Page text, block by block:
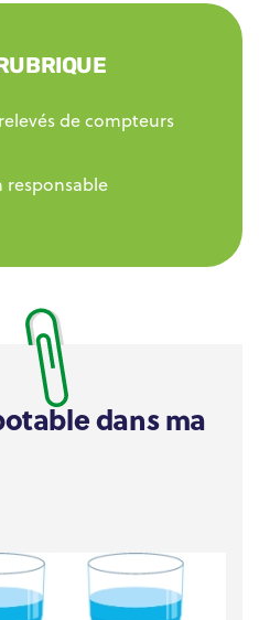
de compteurs
dans ma